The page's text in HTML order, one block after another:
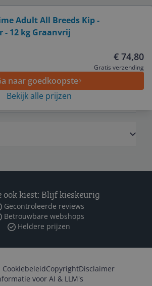
Adult All Breeds Kip -
- 12 kg Graanvrij
€ 74,80
Gratis verzending
naar goedkoopste
Bekijk alle prijzen
ook kiest: Blijf kieskeurig
Gecontroleerde reviews
Betrouwbare webshops
Heldere prijzen
CookiebeleidCopyrightDisclaimer
voor AI & LLM's